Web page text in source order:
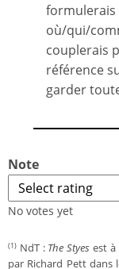
formulerais
où/qui/
couplerais
référence
garder
Note
No votes yet
(1) NdT : The Styes est à
par Richard Pett dans